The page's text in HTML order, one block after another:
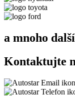
a mnoho
Kontaktujte